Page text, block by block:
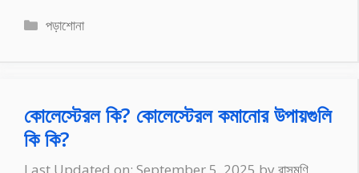
Categories
পড়াশোনা
কোলেস্টেরল কি? কোলেস্টেরল কমানোর উপায়গুলি
কি কি?
Last Updated on: September 5, 2025 by রাসমণি